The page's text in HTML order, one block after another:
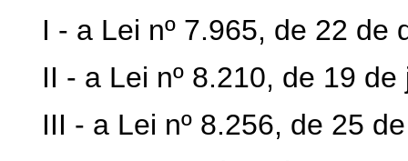
I - a Lei nº 7.965, de 22 de
II - a Lei nº 8.210, de 19
III - a Lei nº 8.256, de 25